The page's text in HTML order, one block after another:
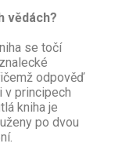
vědách?
se točí
odpověď
v principech
kniha je
po dvou